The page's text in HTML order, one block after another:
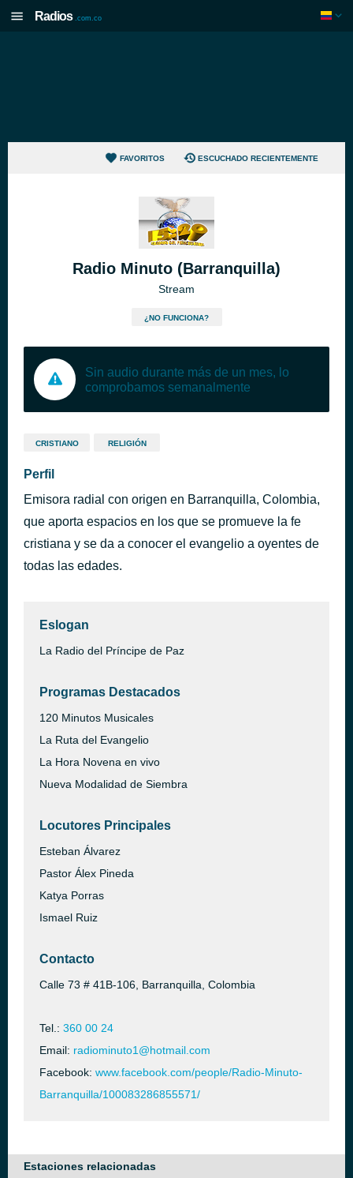
Radios .com.co
FAVORITOS ESCUCHADO RECIENTEMENTE
Radio Minuto (Barranquilla)
Stream
¿NO FUNCIONA?
Sin audio durante más de un mes, lo
comprobamos semanalmente
CRISTIANO RELIGIÓN
Perfil
Emisora radial con origen en Barranquilla, Colombia,
que aporta espacios en los que se promueve la fe
cristiana y se da a conocer el evangelio a oyentes de
todas las edades.
Eslogan
La Radio del Príncipe de Paz
Programas Destacados
120 Minutos Musicales
La Ruta del Evangelio
La Hora Novena en vivo
Nueva Modalidad de Siembra
Locutores Principales
Esteban Álvarez
Pastor Álex Pineda
Katya Porras
Ismael Ruiz
Contacto
Calle 73 # 41B-106, Barranquilla, Colombia
Tel.: 360 00 24
Email: radiominuto1@hotmail.com
Facebook: www.facebook.com/people/Radio-Minuto-
Barranquilla/100083286855571/
Estaciones relacionadas